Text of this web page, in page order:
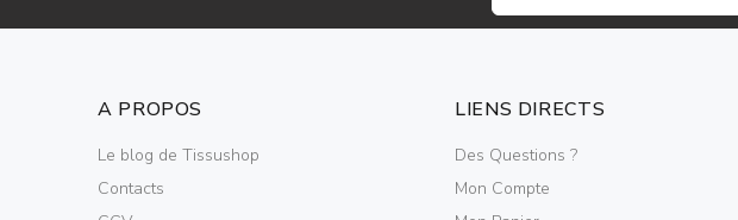
A PROPOS
Le blog de Tissushop
Contacts
LIENS DIRECTS
Des Questions ?
Mon Compte